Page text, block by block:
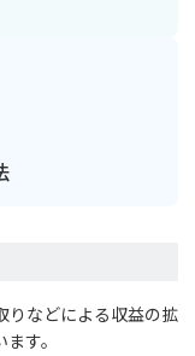
りなどによる収益の拡
す。